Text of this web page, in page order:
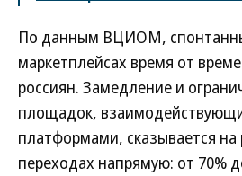
По данным ВЦИОМ,
маркетплейсах время от
россиян. Замедление и
площадок,
платформами, сказывается
переходах напрямую: от 70%